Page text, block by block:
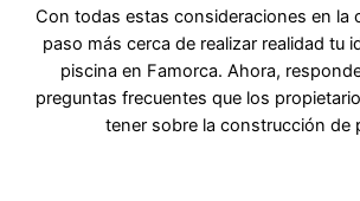
Con todas estas consideraciones en la
paso más cerca de realizar realidad tu
piscina en Famorca. Ahora,
preguntas frecuentes que los
tener sobre la construcción de